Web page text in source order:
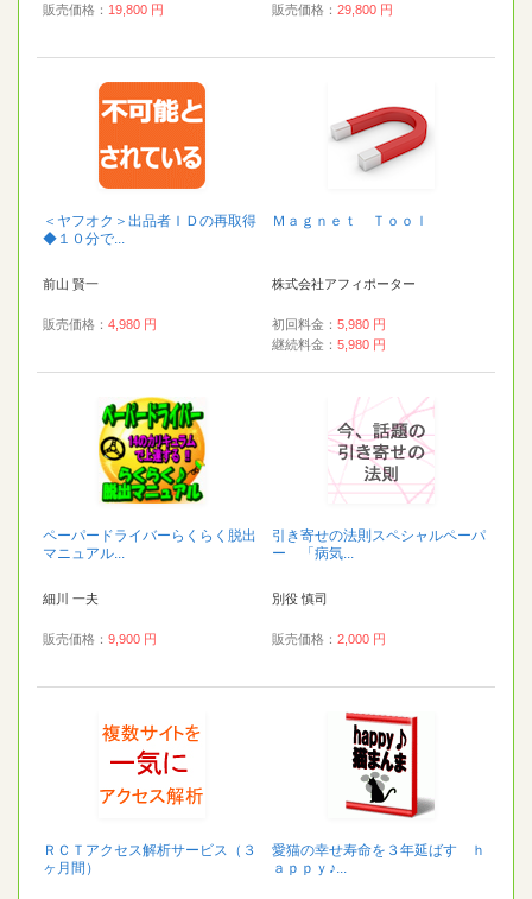
販売価格： 19,800 円 販売価格： 29,800 円
＜ヤフオク＞出品者ＩＤの再取得
◆１０分で...
前山 賢一
販売価格： 4,980 円
Ｍａｇｎｅｔ Ｔｏｏｌ
株式会社アフィポーター
初回料金： 5,980 円
継続料金： 5,980 円
ペーパードライバーらくらく脱出
マニュアル...
細川 一夫
販売価格： 9,900 円
引き寄せの法則スペシャルペーパ
ー 「病気...
別役 慎司
販売価格： 2,000 円
ＲＣＴアクセス解析サービス（３
ヶ月間）
愛猫の幸せ寿命を３年延ばす ｈ
ａｐｐｙ♪...